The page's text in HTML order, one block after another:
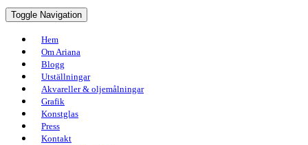
Toggle Navigation
Hem
Om Ariana
Blogg
Utställningar
Akvareller & oljemålningar
Grafik
Konstglas
Press
Kontakt